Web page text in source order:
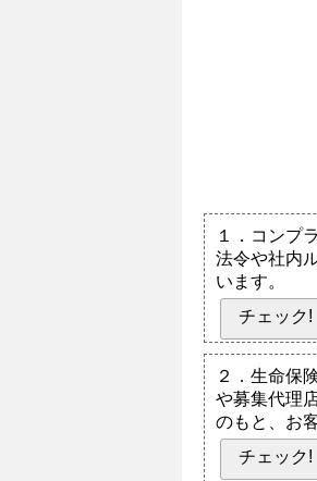
１．コンプ
法令や社内
います。
チェック!
２．生命保
や募集代理
のもと、お
チェック!